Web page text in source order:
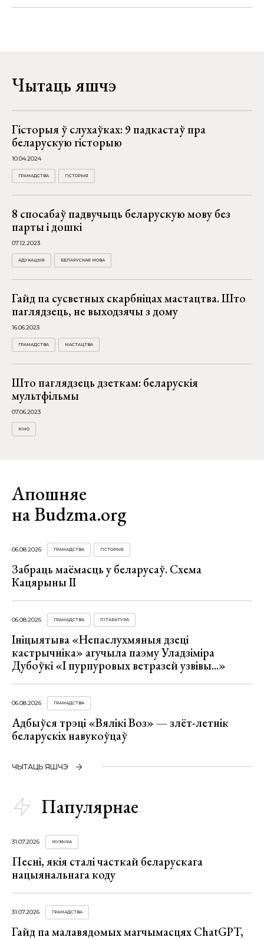
Чытаць яшчэ
Гісторыя ў слухаўках: 9 падкастаў пра
беларускую гісторыю
10.04.2024
ГРАМАДСТВА ГІСТОРЫЯ
8 спосабаў падвучыць беларускую мову без
парты і дошкі
07.12.2023
АДУКАЦЫЯ БЕЛАРУСКАЯ МОВА
Гайд па сусветных скарбніцах мастацтва. Што
паглядзець, не выходзячы з дому
16.06.2023
ГРАМАДСТВА МАСТАЦТВА
Што паглядзець дзеткам: беларускія
мультфільмы
07.06.2023
КІНО
Апошняе
на Budzma.org
06.08.2026 ГРАМАДСТВА ГІСТОРЫЯ
Забраць маёмасць у беларусаў. Схема
Кацярыны ІІ
06.08.2026 ГРАМАДСТВА ЛІТАРАТУРА
Ініцыятыва «Непаслухмяныя дзеці
кастрычніка» агучыла паэму Уладзіміра
Дубоўкі «І пурпуровых ветразей узвівы...»
06.08.2026 ГРАМАДСТВА
Адбыўся трэці «Вялікі Воз» — злёт-летнік
беларускіх навукоўцаў
ЧЫТАЦЬ ЯШЧЭ
Папулярнае
31.07.2026 МУЗЫКА
Песні, якія сталі часткай беларускага
нацыянальнага коду
31.07.2026 ГРАМАДСТВА
Гайд па малавядомых магчымасцях ChatGPT,